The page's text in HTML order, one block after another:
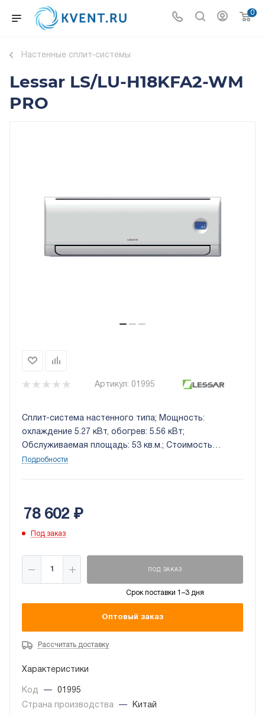
0
Настенные сплит-системы
Lessar LS/LU-H18KFA2-WM
PRO
Артикул: 01995
Сплит-система настенного типа; Мощность:
охлаждение 5.27 кВт, обогрев: 5.56 кВт;
Обслуживаемая площадь: 53 кв.м.; Стоимость
установки: 10 000 руб.
Подробности
78 602 ₽
Под заказ
ПОД ЗАКАЗ
Срок поставки 1–3 дня
Оптовый заказ
Рассчитать доставку
Характеристики
Код —
01995
Страна производства
—
Китай